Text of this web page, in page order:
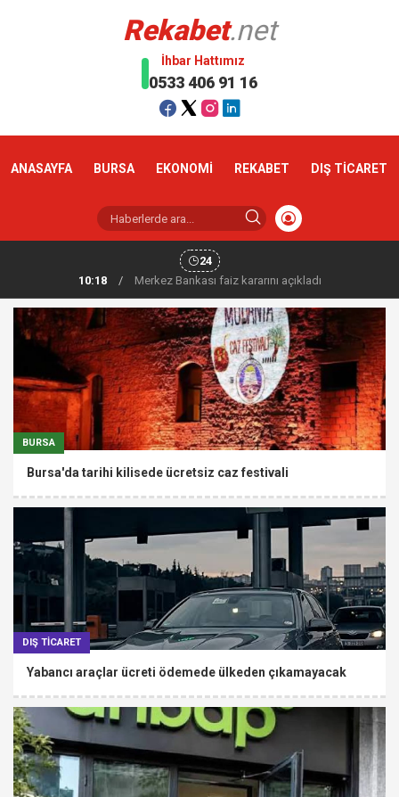
Rekabet.net
İhbar Hattımız
0533 406 91 16
ANASAYFA BURSA EKONOMİ REKABET DIŞ TİCARET
24
10:18
/ Altın haftaya yükselişle başladı
BURSA
Bursa'da tarihi kilisede ücretsiz caz festivali
DIŞ TİCARET
Yabancı araçlar ücreti ödemede ülkeden çıkamayacak